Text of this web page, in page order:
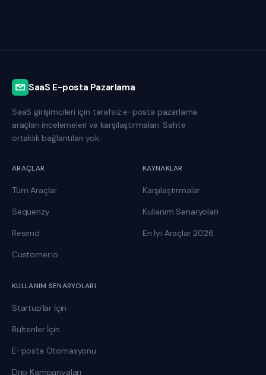
SaaS E-posta Pazarlama
SaaS girişimcileri için tarafsız e-posta pazarlama
araçları incelemeleri ve karşılaştırmaları. Sahte
ortaklık bağlantıları yok.
ARAÇLAR
Tüm Araçlar
Sequenzy
Resend
Customer.io
KAYNAKLAR
Karşılaştırmalar
Kullanım Senaryoları
En İyi Araçlar 2026
KULLANIM SENARYOLARI
Startup'lar İçin
Bültenler İçin
E-posta Otomasyonu
Drip Kampanyaları